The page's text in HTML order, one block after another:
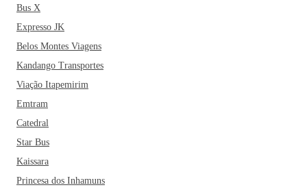
Bus X
Expresso JK
Belos Montes Viagens
Kandango Transportes
Viação Itapemirim
Emtram
Catedral
Star Bus
Kaissara
Princesa dos Inhamuns